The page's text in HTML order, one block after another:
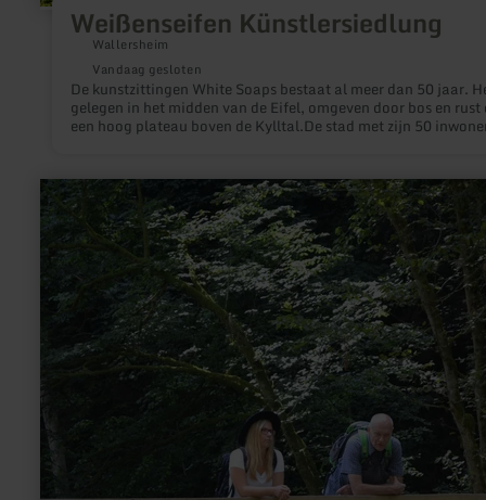
Weißenseifen Künstlersiedlung
Wallersheim
Vandaag gesloten
De kunstzittingen White Soaps bestaat al meer dan 50 jaar.
gelegen in het midden van de Eifel, omgeven door bos en rust
een hoog plateau boven de Kylltal.De stad met zijn 50
meer
informatie
over:
Germanenbrücke